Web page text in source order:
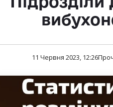
11 Червня 2023, 12:26